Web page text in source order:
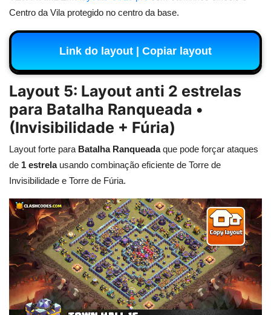
Centro da Vila protegido no centro da base.
Link do layout | Copiar layout
Layout 5: Layout anti 2 estrelas
para Batalha Ranqueada •
(Invisibilidade + Fúria)
Layout forte para Batalha Ranqueadaque pode forçar ataques
de 1 estrelausando combinação eficiente de Torre de
Invisibilidade e Torre de Fúria.